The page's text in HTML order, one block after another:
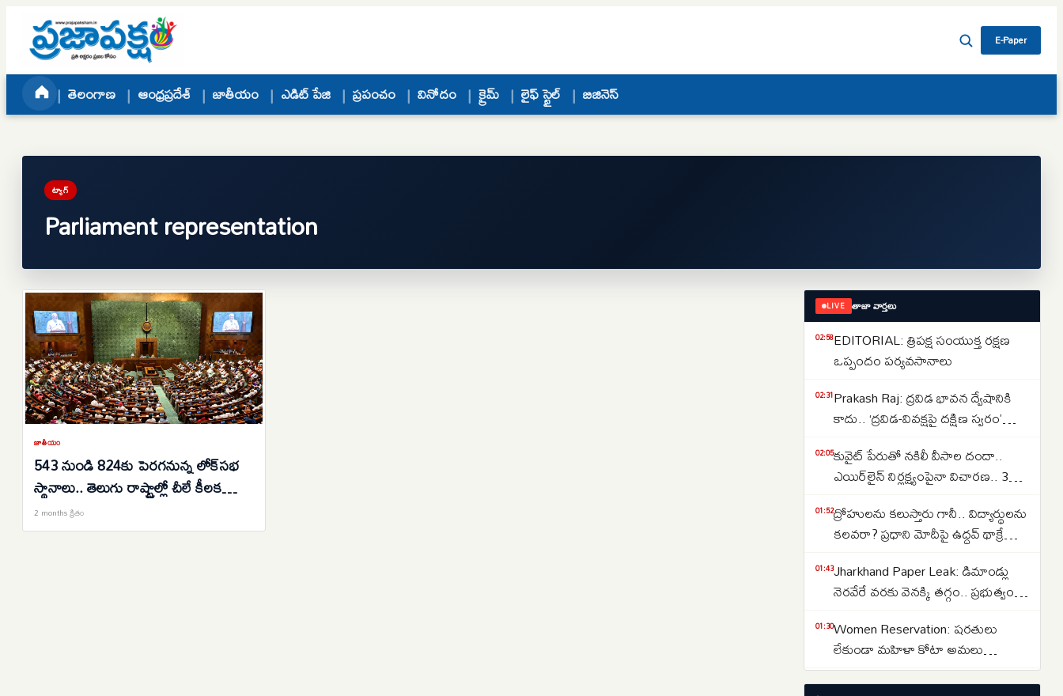
Skip to content
E-Paper
తెలంగాణ ఆంధ్రప్రదేశ్ జాతీయం ఎడిట్ పేజి ప్రపంచం వినోదం క్రైమ్ లైఫ్ స్టైల్ బిజినెస్
ట్యాగ్
Parliament representation
జాతీయం
543 నుండి 824కు పెరగనున్న లోక్‌సభ
స్థానాలు.. తెలుగు రాష్ట్రాల్లో చీలే కీలక
నియోజకవర్గాలు ఇవే..
2 months క్రితం
LIVE తాజా వార్తలు
02:58EDITORIAL: త్రిపక్ష సంయుక్త రక్షణ
ఒప్పందం పర్యవసానాలు
02:31Prakash Raj: ద్రవిడ భావన ద్వేషానికి
కాదు.. ‘ద్రవిడ-వివక్షపై దక్షిణ స్వరం’
02:05కువైట్ పేరుతో నకిలీ వీసాల దందా..
ఎయిర్‌లైన్ నిర్లక్ష్యంపైనా విచారణ.. 39
01:52ద్రోహులను కలుస్తారు గానీ.. విద్యార్థులను
కలవరా? ప్రధాని మోదీపై ఉద్ధవ్ థాక్రే
01:43Jharkhand Paper Leak: డిమాండ్లు
నెరవేరే వరకు వెనక్కి తగ్గం.. ప్రభుత్వంతో
01:30Women Reservation: షరతులు
లేకుండా మహిళా కోటా అమలు
చేయాలి.. రాహుల్ గాంధీ డిమాండ్
01:13Strait of Hormuz: హోర్ముజ్ జలసంధిని